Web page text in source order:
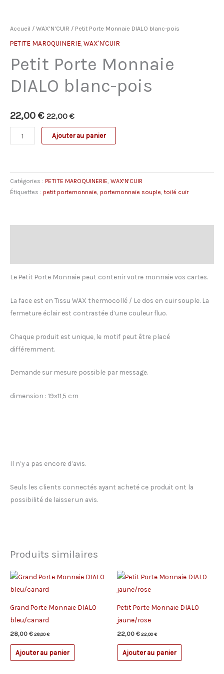
Accueil / WAX'N'CUIR / Petit Porte Monnaie DIALO blanc-pois
PETITE MAROQUINERIE,WAX'N'CUIR
Petit Porte Monnaie
DIALO blanc-pois
22,00 € 22,00 €
quantité
de
Porte
Monnaie
DIALO
Ajouter au panier
Catégories : PETITE MAROQUINERIE, WAX'N'CUIR
Étiquettes : petit portemonnaie, portemonnaie souple, toilé cuir
Le Petit Porte Monnaie peut contenir votre monnaie vos cartes.
La face est en Tissu WAX thermocollé / Le dos en cuir souple. La
fermeture éclair est contrastée d’une couleur fluo.
Chaque produit est unique, le motif peut être placé
différemment.
Demande sur mesure possible par message.
dimension : 19×11,5 cm
Il n’y a pas encore d’avis.
Seuls les clients connectés ayant acheté ce produit ont la
possibilité de laisser un avis.
Produits similaires
Grand Porte Monnaie DIALO
bleu/canard
28,00 € 28,00€
Ajouter au panier
Petit Porte Monnaie DIALO
jaune/rose
22,00 € 22,00€
Ajouter au panier